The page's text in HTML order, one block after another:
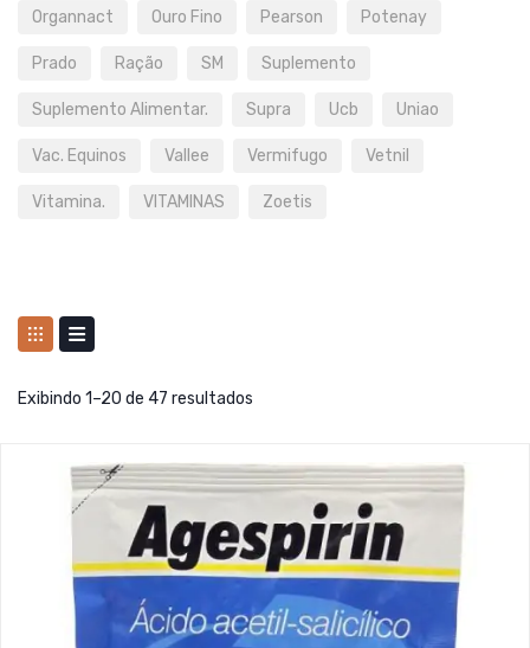
Organnact Ouro Fino Pearson Potenay
Prado Ração SM Suplemento
Suplemento Alimentar. Supra Ucb Uniao
Vac. Equinos Vallee Vermifugo Vetnil
Vitamina. VITAMINAS Zoetis
Exibindo 1–20 de 47 resultados